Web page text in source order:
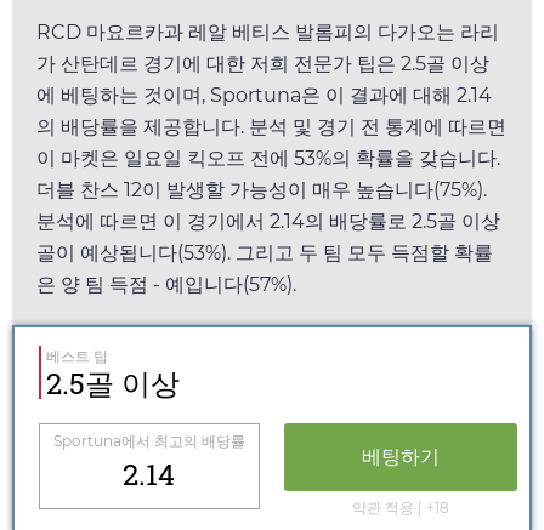
RCD 마요르카과 레알 베티스 발롬피의 다가오는 라리
가 산탄데르 경기에 대한 저희 전문가 팁은 2.5골 이상
에 베팅하는 것이며, Sportuna은 이 결과에 대해 2.14
의 배당률을 제공합니다. 분석 및 경기 전 통계에 따르면
이 마켓은 일요일 킥오프 전에 53%의 확률을 갖습니다.
더블 찬스 12이 발생할 가능성이 매우 높습니다(75%).
분석에 따르면 이 경기에서 2.14의 배당률로 2.5골 이상
골이 예상됩니다(53%). 그리고 두 팀 모두 득점할 확률
은 양 팀 득점 - 예입니다(57%).
베스트 팁
2.5골 이상
Sportuna에서 최고의 배당률
2.14 베팅하기
약관 적용 | +18